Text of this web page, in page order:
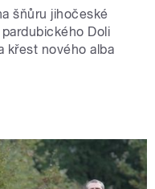
šňůru jihočeské
Doli
křest nového alba